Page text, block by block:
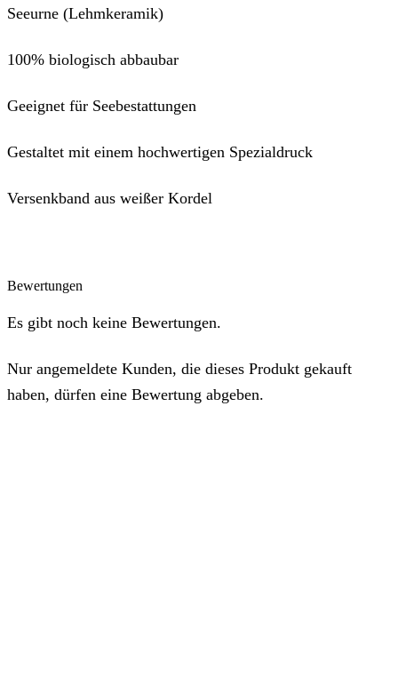
Seeurne (Lehmkeramik)
100% biologisch abbaubar
Geeignet für Seebestattungen
Gestaltet mit einem hochwertigen Spezialdruck
Versenkband aus weißer Kordel
Bewertungen
Es gibt noch keine Bewertungen.
Nur angemeldete Kunden, die dieses Produkt gekauft
haben, dürfen eine Bewertung abgeben.